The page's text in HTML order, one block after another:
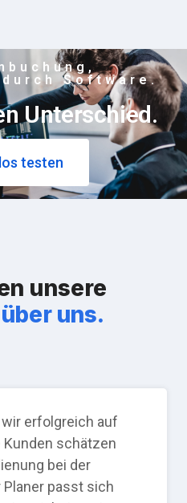
Software.​​
Unterschied.​
testen
unsere
über uns.
erfolgreich auf
Kunden schätzen
bei der
Planer passt sich